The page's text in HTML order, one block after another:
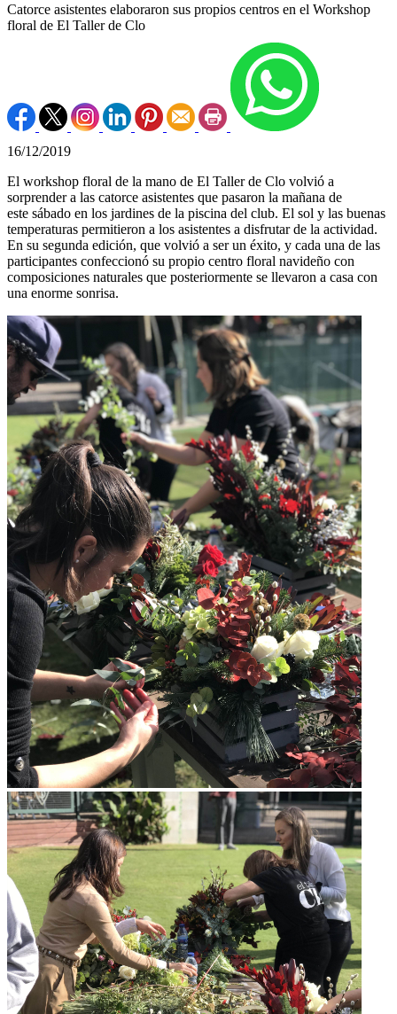
Catorce asistentes elaboraron sus propios centros en el Workshop
floral de El Taller de Clo
16/12/2019
El workshop floral de la mano de El Taller de Clo volvió a
sorprender a las catorce asistentes que pasaron la mañana de
este sábado en los jardines de la piscina del club. El sol y las buenas
temperaturas permitieron a los asistentes a disfrutar de la actividad.
En su segunda edición, que volvió a ser un éxito, y cada una de las
participantes confeccionó su propio centro floral navideño con
composiciones naturales que posteriormente se llevaron a casa con
una enorme sonrisa.